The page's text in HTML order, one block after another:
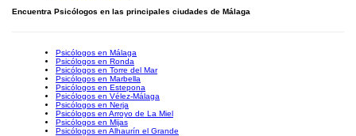
Encuentra Psicólogos en las principales ciudades de Málaga
Psicólogos en Málaga
Psicólogos en Ronda
Psicólogos en Torre del Mar
Psicólogos en Marbella
Psicólogos en Estepona
Psicólogos en Vélez-Málaga
Psicólogos en Nerja
Psicólogos en Arroyo de La Miel
Psicólogos en Mijas
Psicólogos en Alhaurín el Grande